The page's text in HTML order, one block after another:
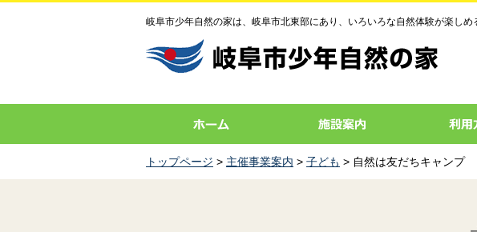
岐阜市少年自然の家は、岐阜市北東部にあり、いろいろな自然体験が楽しめ
トップページ > 主催事業案内 > 子ども > 自然は友だちキャンプ